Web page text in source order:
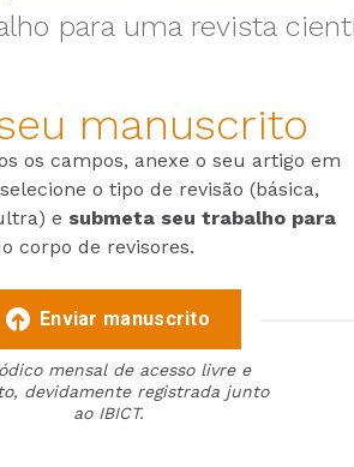
para uma revista
manuscrito
os campos, anexe o seu artigo em
selecione o tipo de revisão (básica,
e submeta seu trabalho para
corpo de revisores.
Enviar manuscrito
mensal de acesso livre e
devidamente registrada junto
ao IBICT.